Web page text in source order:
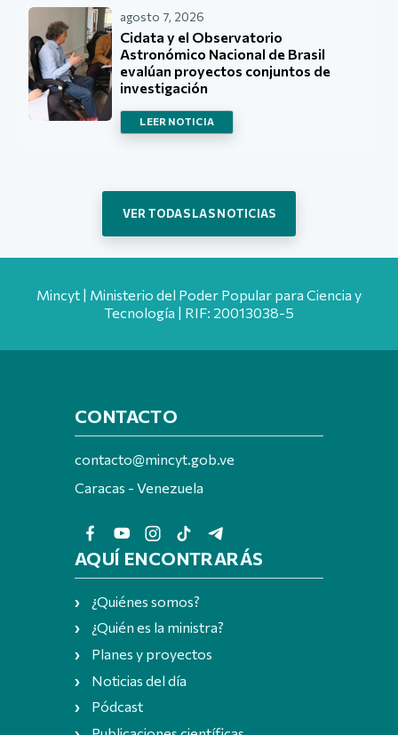
agosto 7, 2026
Cidata y el Observatorio
Astronómico Nacional de Brasil
evalúan proyectos conjuntos de
investigación
LEER NOTICIA
VER TODAS LAS NOTICIAS
Mincyt | Ministerio del Poder Popular para Ciencia y
Tecnología | RIF: 20013038-5
CONTACTO
contacto@mincyt.gob.ve
Caracas - Venezuela
AQUÍ ENCONTRARÁS
¿Quiénes somos?
¿Quién es la ministra?
Planes y proyectos
Noticias del día
Pódcast